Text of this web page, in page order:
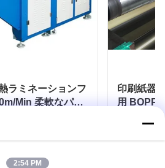
ラミネーションフ
Min 柔軟なパッ
印刷紙器
用 BOPP
2:54 PM